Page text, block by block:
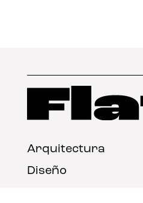
Arquitectura
Diseño